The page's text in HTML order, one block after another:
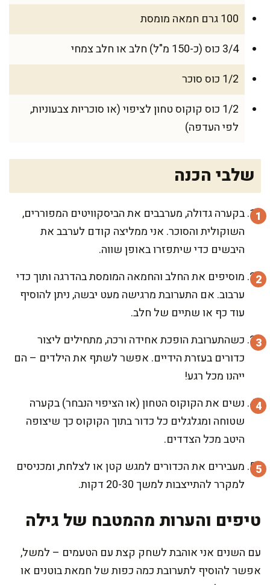
100 גרם חמאה מומסת
3/4 כוס (כ-150 מ"ל) חלב או חלב צמחי
1/2 כוס סוכר
1/2 כוס קוקוס טחון לציפוי (או סוכריות צבעוניות,
לפי העדפה)
שלבי הכנה
בקערה גדולה, מערבבים את הביסקוויטים המפוררים,
השוקולית והסוכר. אני ממליצה קודם לערבב את
היבשים כדי שיתפזרו באופן שווה.
מוסיפים את החלב והחמאה המומסת בהדרגה ותוך כדי
ערבוב. אם התערובת מרגישה מעט יבשה, ניתן להוסיף
עוד כף או שתיים של חלב.
כשהתערובת הופכת אחידה ורכה, מתחילים ליצור
כדורים בעזרת הידיים. אפשר לשתף את הילדים – הם
ייהנו מכל רגע!
נשים את הקוקוס הטחון (או הציפוי הנבחר) בקערה
שטוחה ומגלגלים כל כדור בתוך הקוקוס כך שיצופה
היטב מכל הצדדים.
מעבירים את הכדורים למגש קטן או לצלחת, ומכניסים
למקרר להתייצבות למשך 20-30 דקות.
טיפים והערות מהמטבח של גילה
עם השנים אני אוהבת לשחק קצת עם הטעמים – למשל,
אפשר להוסיף לתערובת כמה כפות של חמאת בוטנים או